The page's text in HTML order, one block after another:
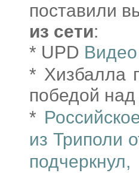
поставили
из сети:
* UPD
* Хизбалла
победой
*
из Триполи